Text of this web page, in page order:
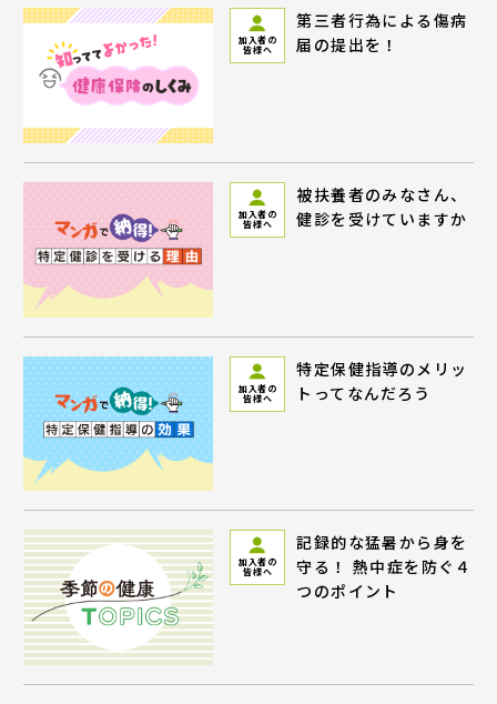
加入者の
皆様へ
第三者行為による傷病
届の提出を！
加入者の
皆様へ
被扶養者のみなさん、
健診を受けていますか
加入者の
皆様へ
特定保健指導のメリッ
トってなんだろう
加入者の
皆様へ
記録的な猛暑から身を
守る！ 熱中症を防ぐ４
つのポイント